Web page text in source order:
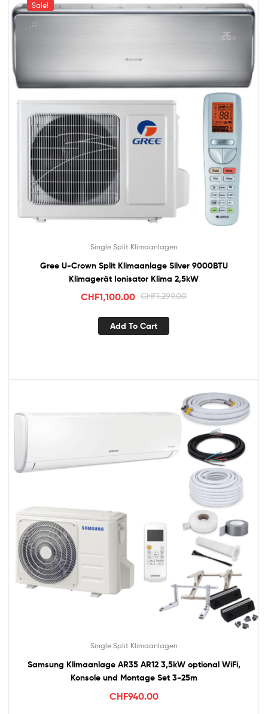
Sale!
Single Split Klimaanlagen
Gree U-Crown Split Klimaanlage Silver 9000BTU
Klimagerät Ionisator Klima 2,5kW
CHF1,299.00
CHF1,100.00
Add To Cart
Single Split Klimaanlagen
Samsung Klimaanlage AR35 AR12 3,5kW optional WiFi,
Konsole und Montage Set 3-25m
CHF940.00